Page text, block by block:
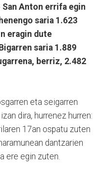
Anton errifa egin
saria 1.623
eragin dute
saria 1.889
berriz, 2.482
eta seigarren
dira, hurrenez hurren:
17an ospatu zuten
dantzarien
ere egin zuten.